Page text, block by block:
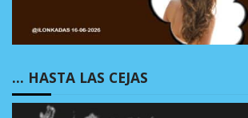
… HASTA LAS CEJAS